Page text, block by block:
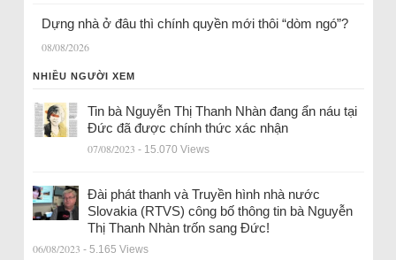
Dựng nhà ở đâu thì chính quyền mới thôi “dòm ngó”?
08/08/2026
NHIỀU NGƯỜI XEM
Tin bà Nguyễn Thị Thanh Nhàn đang ẩn náu tại
Đức đã được chính thức xác nhận
07/08/2023 - 15.070 Views
Đài phát thanh và Truyền hình nhà nước
Slovakia (RTVS) công bố thông tin bà Nguyễn
Thị Thanh Nhàn trốn sang Đức!
06/08/2023 - 5.165 Views